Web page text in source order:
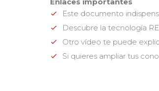
Este documento
Descubre la tecnología
Otro vídeo te puede
Si quieres ampliar tus